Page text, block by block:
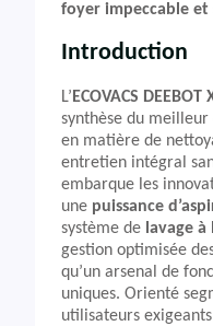
foyer impeccable et
Introduction
L’ ECOVACS DEEBOT
synthèse du
en matière de
entretien intégral
embarque les
une puissance
système de lavage
gestion optimisée
qu’un arsenal de
uniques. Orienté
utilisateurs